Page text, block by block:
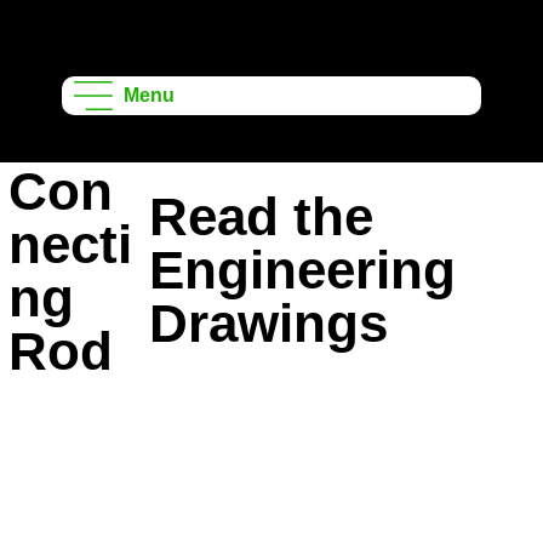
प्रोजेक्ट्स
Menu
Con
necti
ng
Rod
Read the
Engineering
Drawings